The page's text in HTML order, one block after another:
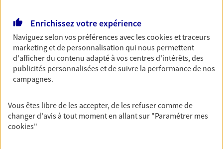
OBTENIR UN TARIF EN LIGNE
Multirisque Entreprise
Gagnez en simplicité et en sérénité avec votre
assurance multirisque entreprise. Un contrat
équipements et stocks… sans oublier votre
responsabilité civile.
Enrichissez votre expérience
Naviguez selon vos préférences avec lescookies et traceurs
marketing et de personnalisation qui nous permettent
d'afficher du contenu adapté à vos centres d'intérêts, des
publicités personnalisées et de suivre la performance de nos
campagnes.
Vous êtes libre de les accepter, de les refuser comme de
changer d'avis à tout moment en allant sur "Paramétrer mes
cookies"